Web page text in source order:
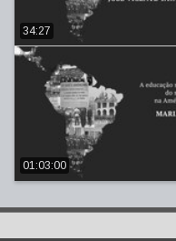
34:27
01:03:00